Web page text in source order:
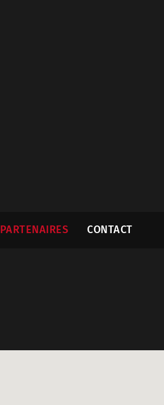
PARTENAIRES CONTACT